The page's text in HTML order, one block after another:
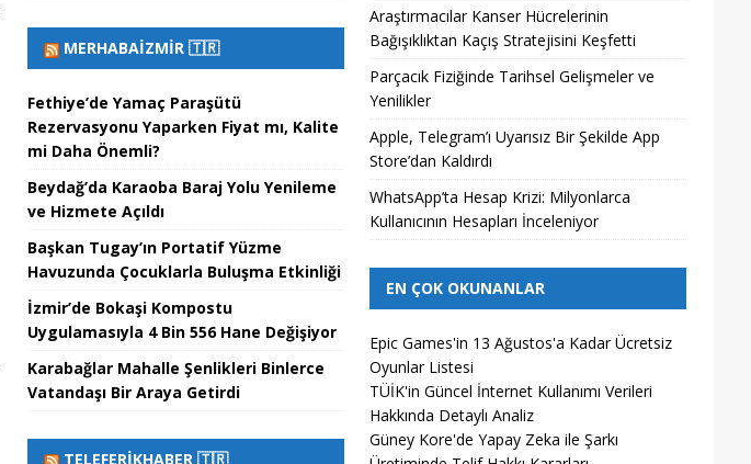
MERHABAİZMIR 🇹🇷
Fethiye’de Yamaç Paraşütü
Rezervasyonu Yaparken Fiyat mı, Kalite
mi Daha Önemli?
Beydağ’da Karaoba Baraj Yolu Yenileme
ve Hizmete Açıldı
Başkan Tugay’ın Portatif Yüzme
Havuzunda Çocuklarla Buluşma Etkinliği
İzmir’de Bokaşi Kompostu
Uygulamasıyla 4 Bin 556 Hane Değişiyor
Karabağlar Mahalle Şenlikleri Binlerce
Vatandaşı Bir Araya Getirdi
TELEFERIKHABER 🇹🇷
Araştırmacılar Kanser Hücrelerinin
Bağışıklıktan Kaçış Stratejisini Keşfetti
Parçacık Fiziğinde Tarihsel Gelişmeler ve
Yenilikler
Apple, Telegram’ı Uyarısız Bir Şekilde App
Store’dan Kaldırdı
WhatsApp’ta Hesap Krizi: Milyonlarca
Kullanıcının Hesapları İnceleniyor
EN ÇOK OKUNANLAR
Epic Games'in 13 Ağustos'a Kadar Ücretsiz
Oyunlar Listesi
TÜİK'in Güncel İnternet Kullanımı Verileri
Hakkında Detaylı Analiz
Güney Kore'de Yapay Zeka ile Şarkı